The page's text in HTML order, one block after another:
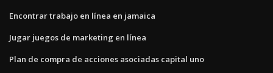
Encontrar trabajo en línea en jamaica
Jugar juegos de marketing en línea
Plan de compra de acciones asociadas capital uno